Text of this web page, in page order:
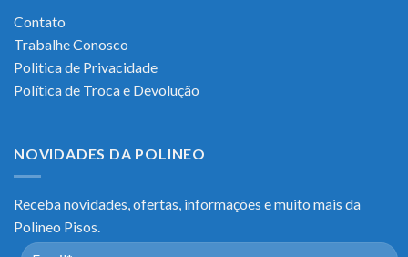
Contato
Trabalhe Conosco
Politica de Privacidade
Política de Troca e Devolução
NOVIDADES DA POLINEO
Receba novidades, ofertas, informações e muito mais da
Polineo Pisos.